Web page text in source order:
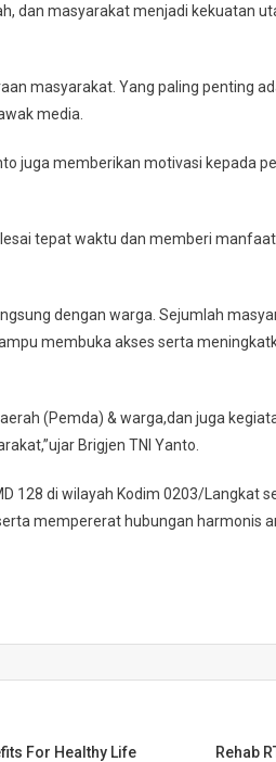
dan masyarakat menjadi kekuatan
masyarakat. Yang paling penting
media.
juga memberikan motivasi kepada
tepat waktu dan memberi
dengan warga. Sejumlah
membuka akses serta
(Pemda) & warga,dan juga
Brigjen TNI Yanto.
128 di wilayah Kodim 0203/Langkat
mempererat hubungan harmonis
For Healthy Life
Rehab